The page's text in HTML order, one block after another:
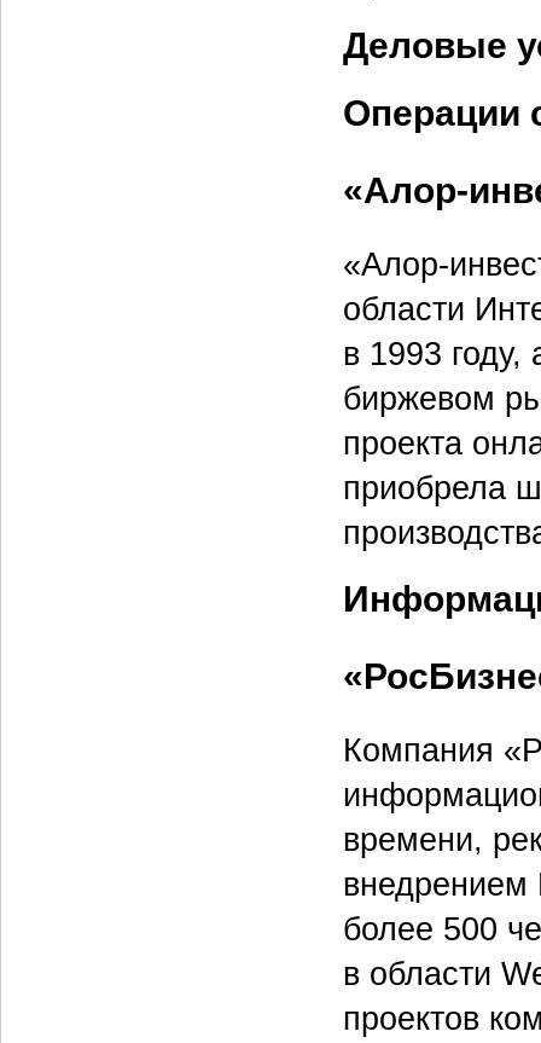
Деловые
Операции
«Алор-
«Алор-
области
в 1993 году,
биржевом
проекта
приобрела
Компания
времени,
внедрением
более 500
в области
проектов